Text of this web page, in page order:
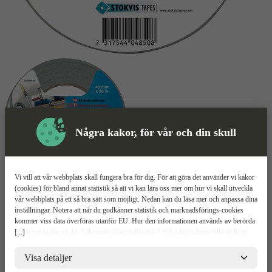
Några kakor, för vår och din skull
[...]
Vi vill att vår webbplats skall fungera bra för dig. För att göra det använder vi kakor
(cookies) för bland annat statistik så att vi kan lära oss mer om hur vi skall utveckla
vår webbplats på ett så bra sätt som möjligt. Nedan kan du läsa mer och anpassa dina
inställningar. Notera att när du godkänner statistik och marknadsförings-cookies
kommer viss data överföras utanför EU. Hur den informationen används av berörda
bolag vet vi inte exakt. Till exempel uppfyller inte USA:s lagstiftning alla de krav
risker för dina personuppgifter. De berörda bolagen måste lämna över uppgifter till
brottsbekämpande myndigheter i USA om de får en sådan begäran. Det kan dock
Visa detaljer
Vävtejp Mer information
Stokvis Allround
Extra stark